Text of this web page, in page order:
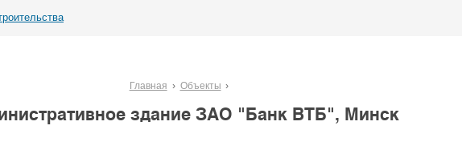
Главная Объекты
здание ЗАО "Банк ВТБ", Минск